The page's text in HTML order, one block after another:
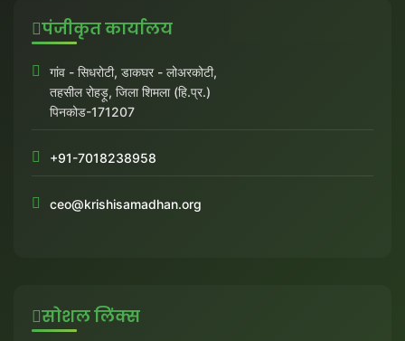
पंजीकृत कार्यालय
गांव - सिधरोटी, डाकघर - लोअरकोटी,
तहसील रोहड़ू, जिला शिमला (हि.प्र.)
पिनकोड-171207
+91-7018238958
ceo@krishisamadhan.org
सोशल लिंक्स